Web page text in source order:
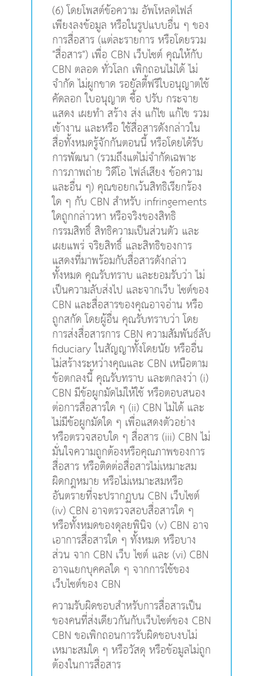
(6) โดยโพสต์ข้อความ อัพโหลดไฟล์
เพียงลงข้อมูล หรือในรูปแบบอื่น ๆ ของ
การสื่อสาร (แต่ละรายการ หรือโดยรวม
"สื่อสาร") เพื่อ CBN เว็บไซต์ คุณให้กับ
CBN ตลอด ทั่วโลก เพิกถอนไม่ได้ ไม่
จำกัด ไม่ผูกขาด รอยัลตี้ฟรีใบอนุญาตใช้
คัดลอก ใบอนุญาต ซื้อ ปรับ กระจาย
แสดง เผยทำ สร้าง ส่ง แก้ไข แก้ไข รวม
เข้างาน และหรือ ใช้สื่อสารดังกล่าวใน
สื่อทั้งหมดรู้จักกันตอนนี้ หรือโดยได้รับ
การพัฒนา (รวมถึงแต่ไม่จำกัดเฉพาะ
การภาพถ่าย วิดีโอ ไฟล์เสียง ข้อความ
และอื่น ๆ) คุณขอยกเว้นสิทธิเรียกร้อง
ใด ๆ กับ CBN สำหรับ infringements
ใดถูกกล่าวหา หรือจริงของสิทธิ
กรรมสิทธิ์ สิทธิความเป็นส่วนตัว และ
เผยแพร่ จริยสิทธิ์ และสิทธิของการ
แสดงที่มาพร้อมกับสื่อสารดังกล่าว
ทั้งหมด คุณรับทราบ และยอมรับว่า ไม่
เป็นความลับส่งไป และจากเว็บ ไซต์ของ
CBN และสื่อสารของคุณอาจอ่าน หรือ
ถูกสกัด โดยผู้อื่น คุณรับทราบว่า โดย
การส่งสื่อสารการ CBN ความสัมพันธ์ลับ
fiduciary ในสัญญาทั้งโดยนัย หรืออื่น
ไม่สร้างระหว่างคุณและ CBN เหนือตาม
ข้อตกลงนี้ คุณรับทราบ และตกลงว่า (i)
CBN มีข้อผูกมัดไม่ให้ใช้ หรือตอบสนอง
ต่อการสื่อสารใด ๆ (ii) CBN ไม่ได้ และ
ไม่มีข้อผูกมัดใด ๆ เพื่อแสดงตัวอย่าง
หรือตรวจสอบใด ๆ สื่อสาร (iii) CBN ไม่
มั่นใจความถูกต้องหรือคุณภาพของการ
สื่อสาร หรือติดต่อสื่อสารไม่เหมาะสม
ผิดกฎหมาย หรือไม่เหมาะสมหรือ
อันตรายที่จะปรากฏบน CBN เว็บไซต์
(iv) CBN อาจตรวจสอบสื่อสารใด ๆ
หรือทั้งหมดของดุลยพินิจ (v) CBN อาจ
เอาการสื่อสารใด ๆ ทั้งหมด หรือบาง
ส่วน จาก CBN เว็บ ไซต์ และ (vi) CBN
อาจแยกบุคคลใด ๆ จากการใช้ของ
เว็บไซต์ของ CBN
ความรับผิดชอบสำหรับการสื่อสารเป็น
ของคนที่ส่งเดียวกันกับเว็บไซต์ของ CBN
CBN ขอเพิกถอนการรับผิดชอบงบไม่
เหมาะสมใด ๆ หรือวัสดุ หรือข้อมูลไม่ถูก
ต้องในการสื่อสาร